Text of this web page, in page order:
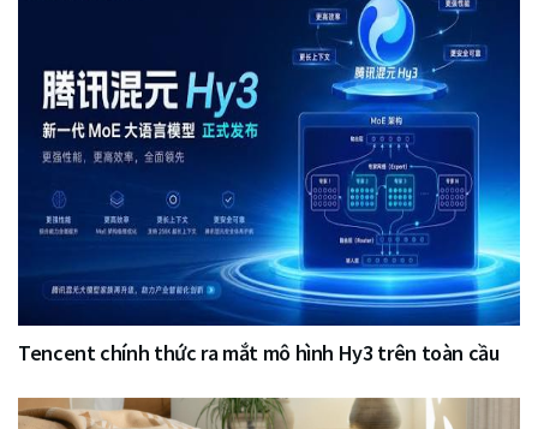
Tencent chính thức ra mắt mô hình Hy3 trên toàn cầu